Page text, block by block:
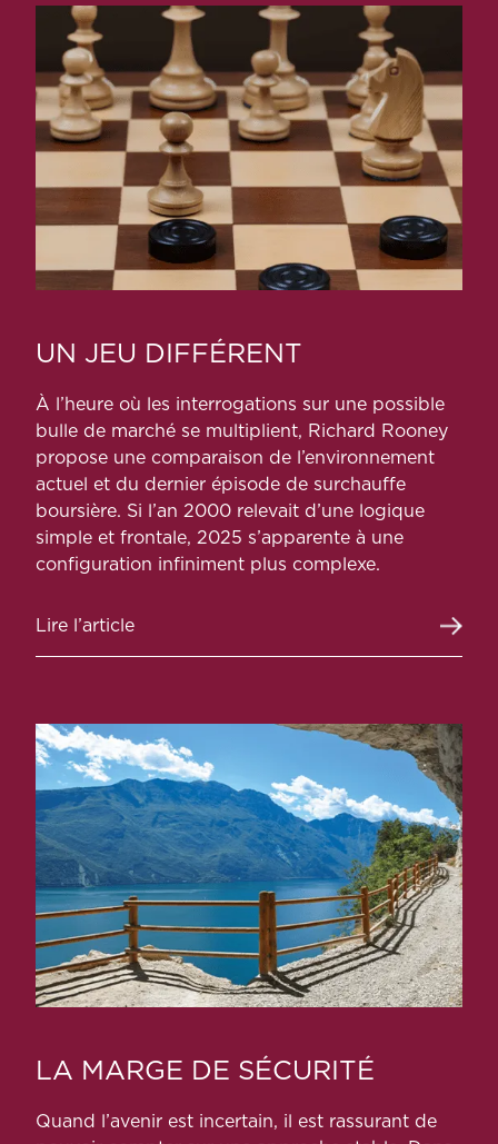
UN JEU DIFFÉRENT
À l’heure où les interrogations sur une possible
bulle de marché se multiplient, Richard Rooney
propose une comparaison de l’environnement
actuel et du dernier épisode de surchauffe
boursière. Si l’an 2000 relevait d’une logique
simple et frontale, 2025 s’apparente à une
configuration infiniment plus complexe.
Lire l’article
LA MARGE DE SÉCURITÉ
Quand l’avenir est incertain, il est rassurant de